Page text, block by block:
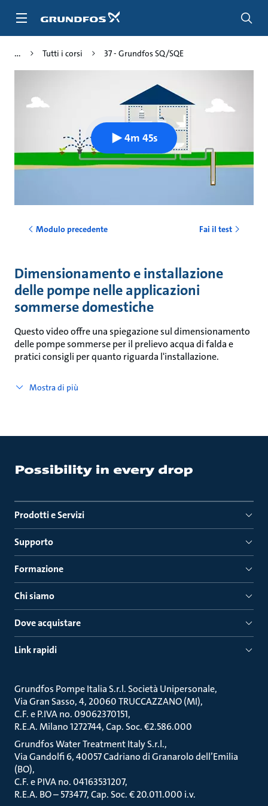
Tutti i corsi 37 - Grundfos SQ/SQE
4m 45s
Modulo precedente Fai il test
Dimensionamento e installazione
delle pompe nelle applicazioni
sommerse domestiche
Questo video offre una spiegazione sul dimensionamento
delle pompe sommerse per il prelievo acqua di falda e
pratici consigli per quanto riguarda l'installazione.
Mostra di più
Prodotti e Servizi
Supporto
Formazione
Chi siamo
Dove acquistare
Link rapidi
Grundfos Pompe Italia S.r.l. Società Unipersonale
Via Gran Sasso, 4, 20060 TRUCCAZZANO (MI)
C.F. e P.IVA no. 09062370151
R.E.A. Milano 1272744, Cap. Soc. €2.586.000
Grundfos Water Treatment Italy S.r.l.
Via Gandolfi 6, 40057 Cadriano di Granarolo dell’Emilia
(BO)
C.F. e PIVA no. 04163531207
R.E.A. BO – 573477, Cap. Soc. € 20.011.000 i.v.